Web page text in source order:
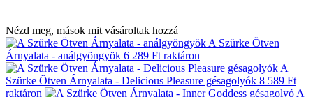
Nézd meg, mások mit vásároltak hozzá
A Szürke Ötven
Árnyalata - análgyöngyök 6 289 Ft raktáron
A
Szürke Ötven Árnyalata - Delicious Pleasure gésagolyók 8 589 Ft
raktáron
A